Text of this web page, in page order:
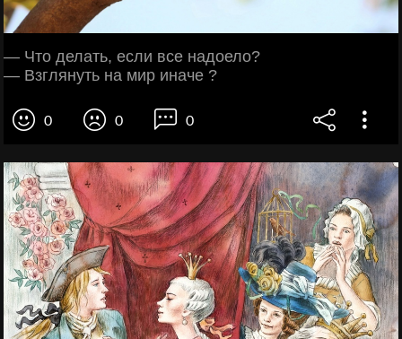
— Что делать, если все надоело?
— Взглянуть на мир иначе ?
0 0 0